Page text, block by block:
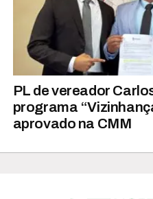
PL de vereador
programa
aprovado na CMM